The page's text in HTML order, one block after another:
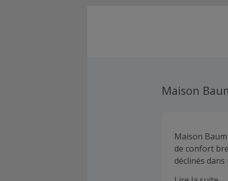
Maison
Maison
de confort
déclinés